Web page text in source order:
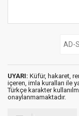
UYARI: Küfür, hakaret,
içeren, imla kuralları ile
Türkçe karakter
onaylanmamaktadır.